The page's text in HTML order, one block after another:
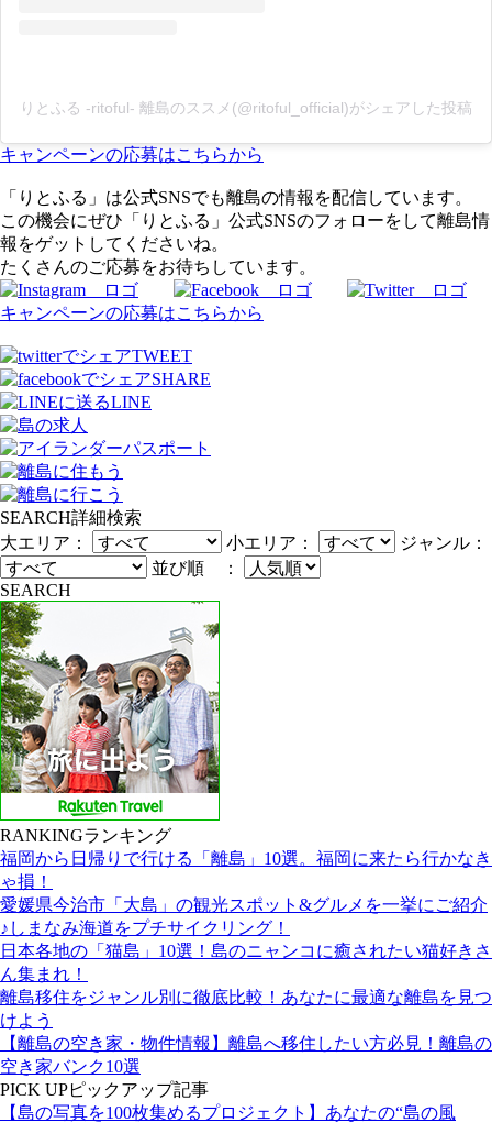
りとふる -ritoful- 離島のススメ(@ritoful_official)がシェアした投稿
キャンペーンの応募はこちらから
「りとふる」は公式SNSでも離島の情報を配信しています。
この機会にぜひ「りとふる」公式SNSのフォローをして離島情
報をゲットしてくださいね。
たくさんのご応募をお待ちしています。
キャンペーンの応募はこちらから
TWEET
SHARE
LINE
SEARCH詳細検索
大エリア：
小エリア：
ジャンル：
並び順 ：
SEARCH
RANKINGランキング
福岡から日帰りで行ける「離島」10選。福岡に来たら行かなき
ゃ損！
愛媛県今治市「大島」の観光スポット&グルメを一挙にご紹介
♪しまなみ海道をプチサイクリング！
日本各地の「猫島」10選！島のニャンコに癒されたい猫好きさ
ん集まれ！
離島移住をジャンル別に徹底比較！あなたに最適な離島を見つ
けよう
【離島の空き家・物件情報】離島へ移住したい方必見！離島の
空き家バンク10選
PICK UPピックアップ記事
【島の写真を100枚集めるプロジェクト】あなたの“島の風